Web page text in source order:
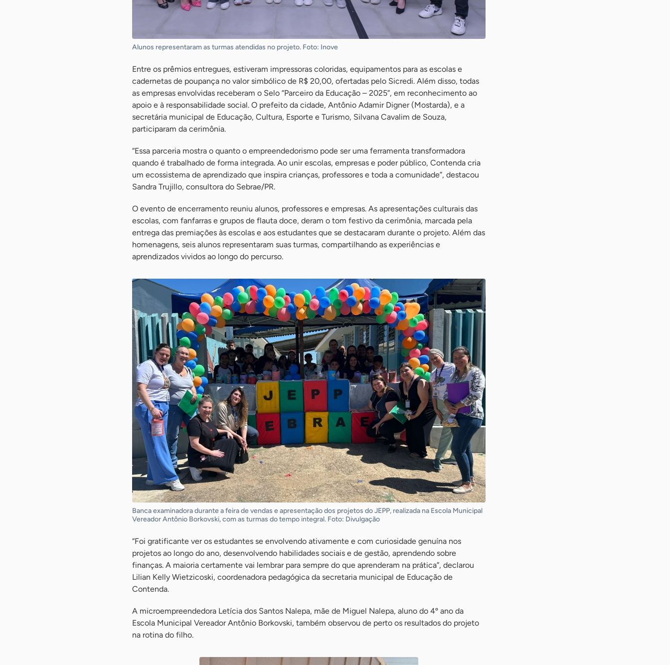
Alunos representaram as turmas atendidas no projeto. Foto: Inove
Entre os prêmios entregues, estiveram impressoras coloridas, equipamentos para as escolas e
cadernetas de poupança no valor simbólico de R$ 20,00, ofertadas pelo Sicredi. Além disso, todas
as empresas envolvidas receberam o Selo “Parceiro da Educação – 2025”, em reconhecimento ao
apoio e à responsabilidade social. O prefeito da cidade, Antônio Adamir Digner (Mostarda), e a
secretária municipal de Educação, Cultura, Esporte e Turismo, Silvana Cavalim de Souza,
participaram da cerimônia.
“Essa parceria mostra o quanto o empreendedorismo pode ser uma ferramenta transformadora
quando é trabalhado de forma integrada. Ao unir escolas, empresas e poder público, Contenda cria
um ecossistema de aprendizado que inspira crianças, professores e toda a comunidade”, destacou
Sandra Trujillo, consultora do Sebrae/PR.
O evento de encerramento reuniu alunos, professores e empresas. As apresentações culturais das
escolas, com fanfarras e grupos de flauta doce, deram o tom festivo da cerimônia, marcada pela
entrega das premiações às escolas e aos estudantes que se destacaram durante o projeto. Além das
homenagens, seis alunos representaram suas turmas, compartilhando as experiências e
aprendizados vividos ao longo do percurso.
Banca examinadora durante a feira de vendas e apresentação dos projetos do JEPP, realizada na Escola Municipal
Vereador Antônio Borkovski, com as turmas do tempo integral. Foto: Divulgação
“Foi gratificante ver os estudantes se envolvendo ativamente e com curiosidade genuína nos
projetos ao longo do ano, desenvolvendo habilidades sociais e de gestão, aprendendo sobre
finanças. A maioria certamente vai lembrar para sempre do que aprenderam na prática”, declarou
Lilian Kelly Wietzicoski, coordenadora pedagógica da secretaria municipal de Educação de
Contenda.
A microempreendedora Letícia dos Santos Nalepa, mãe de Miguel Nalepa, aluno do 4º ano da
Escola Municipal Vereador Antônio Borkovski, também observou de perto os resultados do projeto
na rotina do filho.